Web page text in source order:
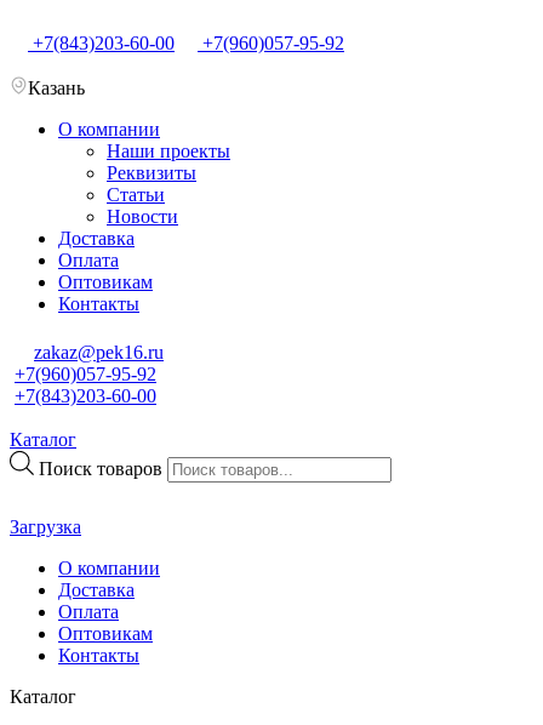
+7(843)203-60-00 +7(960)057-95-92
Казань
О компании
Наши проекты
Реквизиты
Статьи
Новости
Доставка
Оплата
Оптовикам
Контакты
zakaz@pek16.ru
+7(960)057-95-92
+7(843)203-60-00
Каталог
Поиск товаров
Загрузка
О компании
Доставка
Оплата
Оптовикам
Контакты
Каталог